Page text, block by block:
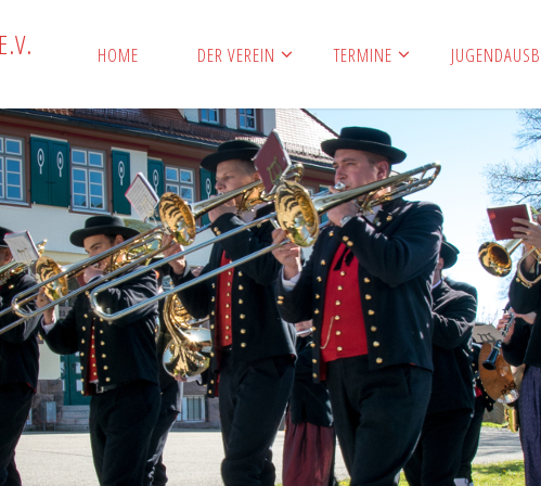
E.V. HOME DER VEREIN TERMINE